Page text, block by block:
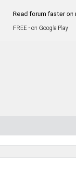
Read forum faster on
FREE - on Google Play